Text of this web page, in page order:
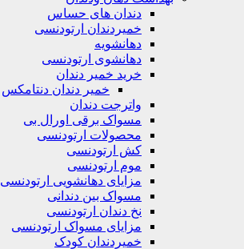
دندان های حساس
خمیردندان ارتودنسی
دهانشویه‌
دهانشوی ارتودنسی
خرید خمیر دندان
خمیر دندان دنتامکس
واترجت دندان
مسواک برقی اورال بی
محصولات ارتودنسی
کش ارتودنسی
موم ارتودنسی
مزایای دهانشویی ارتودنسی
مسواک بین دندانی
نخ دندان ارتودنسی
مزایای مسواک ارتودنسی
خمیردندان کودک